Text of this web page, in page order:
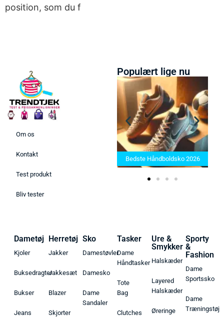
position, som du f
Om os
Kontakt
Test produkt
Bliv tester
Populært lige nu
Bedste Saunatæppe 2025 –
Find de bedste produkter her!
Bedste Håndboldsko 2026
Dametøj
Kjoler
Buksedragter
Bukser
Jeans
Herretøj
Jakker
Jakkesæt
Blazer
Skjorter
Sko
Damestøvler
Damesko
Dame
Sandaler
Tasker
Dame
Håndtasker
Tote
Bag
Clutches
Ure &
Smykker
Halskæder
Layered
Halskæder
Øreringe
Sporty
&
Fashion
Dame
Sportssko
Dame
Træningstøj